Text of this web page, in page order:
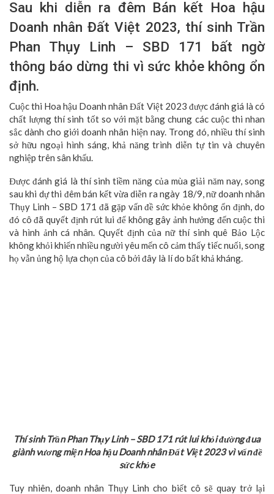
Sau khi diễn ra đêm Bán kết Hoa hậu
Doanh nhân Đất Việt 2023, thí sinh Trần
Phan Thụy Linh – SBD 171 bất ngờ
thông báo dừng thi vì sức khỏe không ổn
định.
Cuộc thi Hoa hậu Doanh nhân Đất Việt 2023 được đánh giá là có
chất lượng thí sinh tốt so với mặt bằng chung các cuộc thi nhan
sắc dành cho giới doanh nhân hiện nay. Trong đó, nhiều thí sinh
sở hữu ngoại hình sáng, khả năng trình diễn tự tin và chuyên
nghiệp trên sân khấu.
Được đánh giá là thí sinh tiềm năng của mùa giải năm nay, song
sau khi dự thi đêm bán kết vừa diễn ra ngày 18/9, nữ doanh nhân
Thụy Linh – SBD 171 đã gặp vấn đề sức khỏe không ổn định, do
đó cô đã quyết định rút lui để không gây ảnh hưởng đến cuộc thi
và hình ảnh cá nhân. Quyết định của nữ thí sinh quê Bảo Lộc
không khỏi khiến nhiều người yêu mến cô cảm thấy tiếc nuối, song
họ vẫn ủng hộ lựa chọn của cô bởi đây là lí do bất khả kháng.
Thí sinh Trần Phan Thụy Linh – SBD 171 rút lui khỏi đường đua
giành vương miện Hoa hậu Doanh nhân Đất Việt 2023 vì vấn đề
sức khỏe
Tuy nhiên, doanh nhân Thụy Linh cho biết cô sẽ quay trở lại